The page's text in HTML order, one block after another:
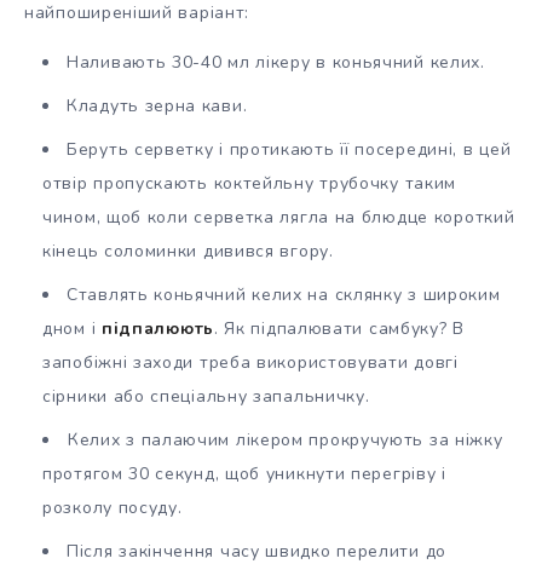
найпоширеніший варіант:
Наливають 30-40 мл лікеру в коньячний келих.
Кладуть зерна кави.
Беруть серветку і протикають її посередині, в цей
отвір пропускають коктейльну трубочку таким
чином, щоб коли серветка лягла на блюдце короткий
кінець соломинки дивився вгору.
Ставлять коньячний келих на склянку з широким
дном і підпалюють. Як підпалювати самбуку? В
запобіжні заходи треба використовувати довгі
сірники або спеціальну запальничку.
Келих з палаючим лікером прокручують за ніжку
протягом 30 секунд, щоб уникнути перегріву і
розколу посуду.
Після закінчення часу швидко перелити до